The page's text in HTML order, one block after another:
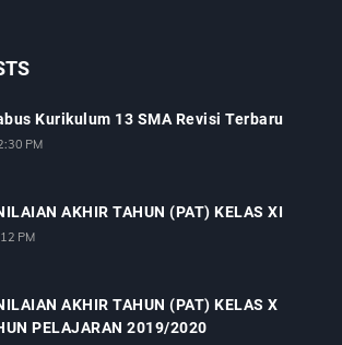
Kurikulum 13 SMA Revisi Terbaru
PM
AKHIR TAHUN (PAT) KELAS XI
PM
AKHIR TAHUN (PAT) KELAS X
PELAJARAN 2019/2020